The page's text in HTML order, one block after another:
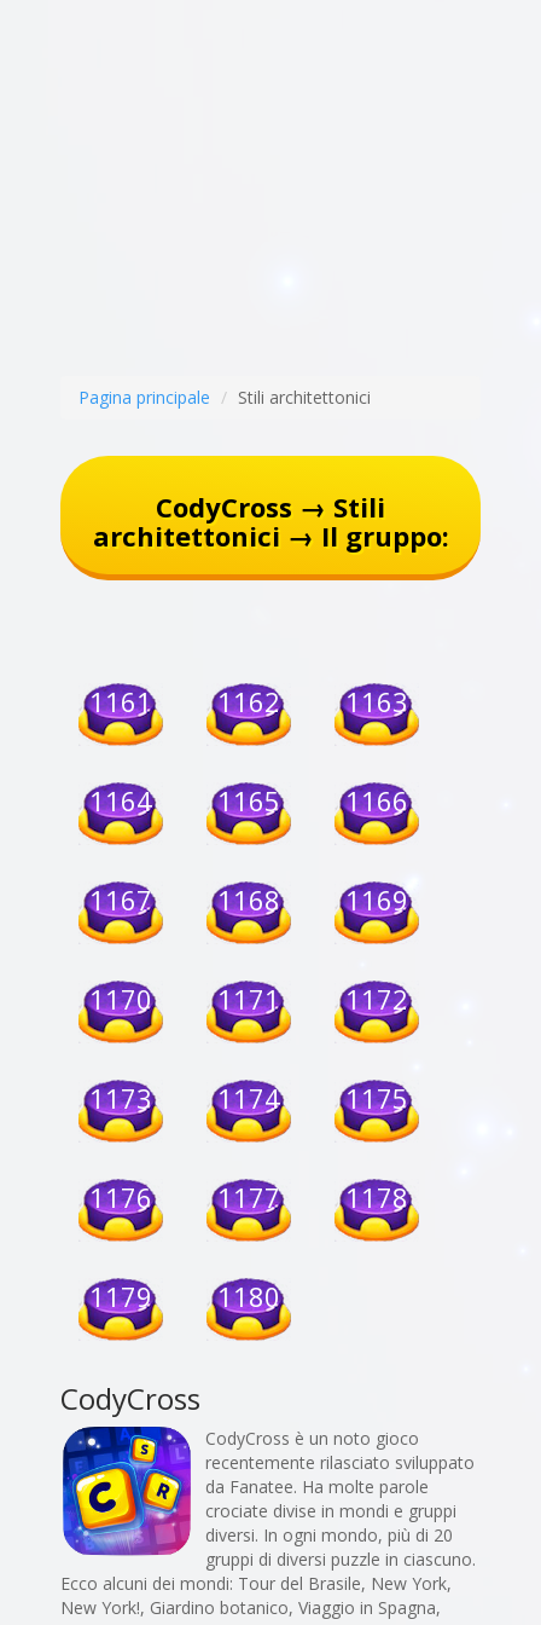
Pagina principale Stili architettonici
CodyCross → Stili
architettonici → Il gruppo:
1161 1162 1163
1164 1165 1166
1167 1168 1169
1170 1171 1172
1173 1174 1175
1176 1177 1178
1179 1180
CodyCross
CodyCross è un noto gioco
recentemente rilasciato sviluppato
da Fanatee. Ha molte parole
crociate divise in mondi e gruppi
diversi. In ogni mondo, più di 20
gruppi di diversi puzzle in ciascuno.
Ecco alcuni dei mondi: Tour del Brasile, New York,
New York!, Giardino botanico, Viaggio in Spagna,